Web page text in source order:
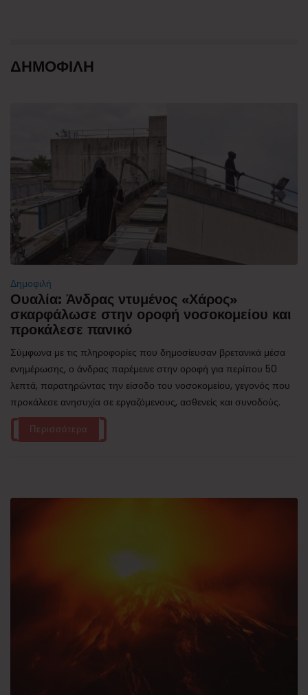
ΔΗΜΟΦΙΛΗ
Δημοφιλή
Ουαλία: Άνδρας ντυμένος «Χάρος»
σκαρφάλωσε στην οροφή νοσοκομείου και
προκάλεσε πανικό
Σύμφωνα με τις πληροφορίες που δημοσίευσαν βρετανικά μέσα
ενημέρωσης, ο άνδρας παρέμεινε στην οροφή για περίπου 50
λεπτά, παρατηρώντας την είσοδο του νοσοκομείου, γεγονός που
προκάλεσε ανησυχία σε εργαζόμενους, ασθενείς και συνοδούς.
Περισσότερα